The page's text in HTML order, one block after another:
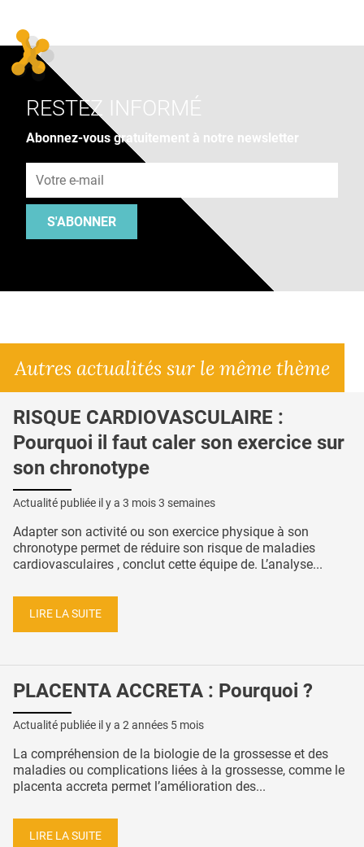
RESTEZ INFORMÉ
Abonnez-vous gratuitement à notre newsletter
S'ABONNER
Autres actualités sur le même thème
RISQUE CARDIOVASCULAIRE :
Pourquoi il faut caler son exercice sur
son chronotype
Actualité publiée il y a 3 mois 3 semaines
Adapter son activité ou son exercice physique à son
chronotype permet de réduire son risque de maladies
cardiovasculaires , conclut cette équipe de. L’analyse...
LIRE LA SUITE
PLACENTA ACCRETA : Pourquoi ?
Actualité publiée il y a 2 années 5 mois
La compréhension de la biologie de la grossesse et des
maladies ou complications liées à la grossesse, comme le
placenta accreta permet l’amélioration des...
LIRE LA SUITE